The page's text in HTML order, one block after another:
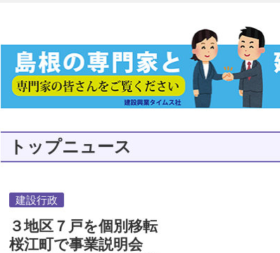
トップニュース
建設行政
３地区７戸を個別移転
桜江町で事業説明会